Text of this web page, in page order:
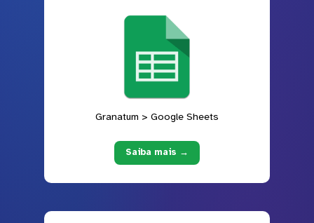
Granatum > Google Sheets
Saiba mais →